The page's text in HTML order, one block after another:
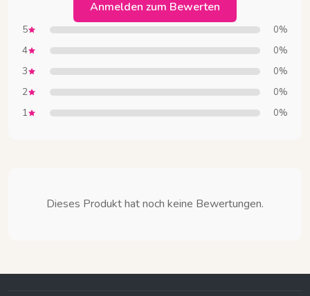
Anmelden zum Bewerten
5 0%
4 0%
3 0%
2 0%
1 0%
Dieses Produkt hat noch keine Bewertungen.